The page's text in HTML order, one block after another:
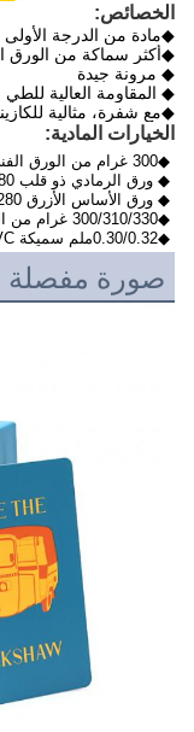
الخصائص:
◆مادة من الدرجة
◆أكثر سماكة من الورق
◆ مرونة جيدة
◆ المقاومة العالية للطي
◆مع شفرة، مثالية
الخيارات المادية:
◆300 غرام من الورق الفني الأبيض
◆ ورق الرمادي ذو قلب 280 غرام
◆ ورق الأساس الأزرق 280 غرام
◆300/310/330 غرام من الورق الأسود
◆0.30/0.32ملم سميكة PVC صديقة للبيئة
صورة مفصلة